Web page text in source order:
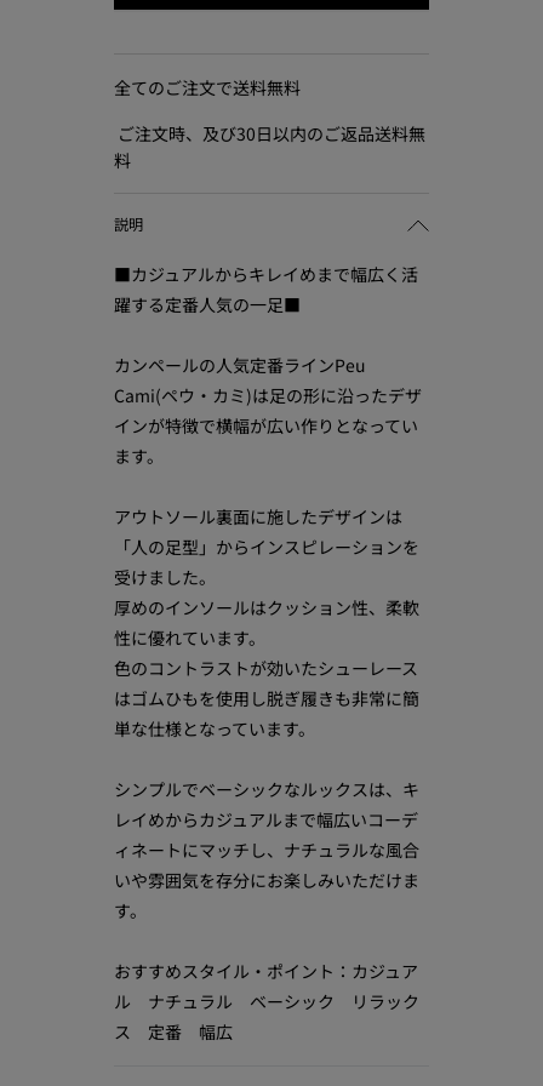
全てのご注文で送料無料
ご注文時、及び30日以内のご返品送料無
料
説明
■カジュアルからキレイめまで幅広く活
躍する定番人気の一足■
カンペールの人気定番ラインPeu
Cami(ペウ・カミ)は足の形に沿ったデザ
インが特徴で横幅が広い作りとなってい
ます。
アウトソール裏面に施したデザインは
「人の足型」からインスピレーションを
受けました。
厚めのインソールはクッション性、柔軟
性に優れています。
色のコントラストが効いたシューレース
はゴムひもを使用し脱ぎ履きも非常に簡
単な仕様となっています。
シンプルでベーシックなルックスは、キ
レイめからカジュアルまで幅広いコーデ
ィネートにマッチし、ナチュラルな風合
いや雰囲気を存分にお楽しみいただけま
す。
おすすめスタイル・ポイント：カジュア
ル ナチュラル ベーシック リラック
ス 定番 幅広